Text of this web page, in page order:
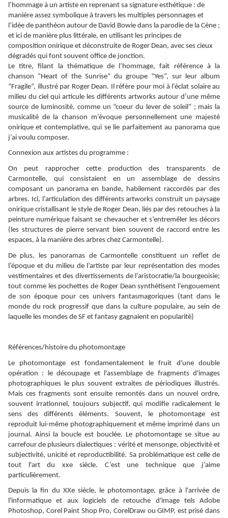
l’hommage à un artiste en reprenant sa signature esthétique : de
manière assez symbolique à travers les multiples personnages et
l’idée de panthéon autour de David Bowie dans la parodie de la Cène ;
et ici de manière plus littérale, en utilisant les principes de
composition onirique et déconstruite de Roger Dean, avec ses cieux
dégradés qui font souvent office de jonction.
Le titre, filant la thématique de l’hommage, fait référence à la
chanson “Heart of the Sunrise” du groupe “Yes”, sur leur album
“Fragile”, illustré par Roger Dean. Il réfère pour moi à l’éclat solaire au
milieu du ciel qui articule les différents artworks autour d’une même
source de luminosité, comme un “coeur du lever de soleil” ; mais la
musicalité de la chanson m’évoque personnellement une majesté
onirique et contemplative, qui se lie parfaitement au panorama que
j’ai voulu composer.
Connexion aux artistes du programme :
On peut rapprocher cette production des transparents de
Carmontelle, qui consistaient en un assemblage de dessins
composant un panorama en bande, habilement raccordés par des
arbres. Ici, l’articulation des différents artworks construit un paysage
onirique cristallisant le style de Roger Dean, liés par des retouches à la
peinture numérique faisant se chevaucher et s’entremêler les décors
(les structures de pierre servant bien souvent de raccord entre les
espaces, à la manière des arbres chez Carmontelle).
De plus, les panoramas de Carmontelle constituent un reflet de
l’époque et du milieu de l’artiste par leur représentation des modes
vestimentaires et des divertissements de l’aristocratie/la bourgeoisie;
tout comme les pochettes de Roger Dean synthétisent l’engouement
de son époque pour ces univers fantasmagoriques (tant dans le
monde du rock progressif que dans la culture populaire, au sein de
laquelle les mondes de SF et fantasy gagnaient en popularité)
Références/histoire du photomontage
Le photomontage est fondamentalement le fruit d'une double
opération : le découpage et l'assemblage de fragments d'images
photographiques le plus souvent extraites de périodiques illustrés.
Mais ces fragments sont ensuite remontés dans un nouvel ordre,
souvent irrationnel, toujours subjectif, qui modifie radicalement le
sens des différents éléments. Souvent, le photomontage est
reproduit lui-même photographiquement et même imprimé dans un
journal. Ainsi la boucle est bouclée. Le photomontage se situe au
carrefour de plusieurs dialectiques : vérité et mensonge, objectivité et
subjectivité, unicité et reproductibilité. Sa problématique est celle de
tout l'art du xxe siècle. C’est une technique que j’aime
particulièrement.
Depuis la fin du XXe siècle, le photomontage, grâce à l'arrivée de
l'informatique et aux logiciels de retouche d'image tels Adobe
Photoshop, Corel Paint Shop Pro, CorelDraw ou GIMP, est prisé dans